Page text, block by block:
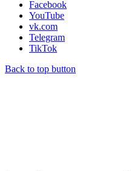
Facebook
YouTube
vk.com
Telegram
TikTok
Back to top button